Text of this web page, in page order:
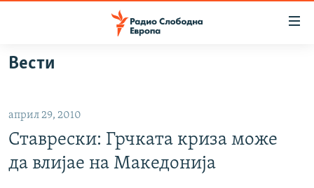
Оди
на
главната
навигација
ВИЗУЕЛНО
ВЕСТИ
ШТО ТРЕБА ДА ЗНАЕТЕ
Вести
април 29, 2010
Ставрески: Грчката криза може
да влијае на Македонија